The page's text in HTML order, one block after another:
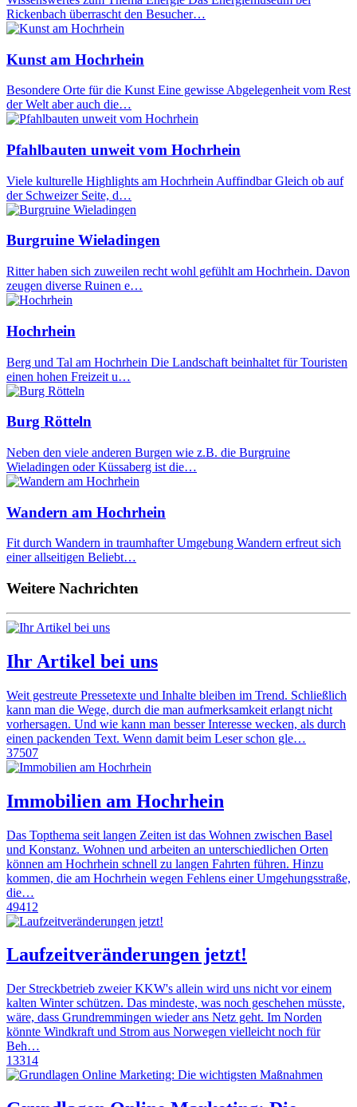
Rickenbach überrascht den Besucher…
Kunst am Hochrhein
Besondere Orte für die Kunst Eine gewisse Abgelegenheit vom Rest
der Welt aber auch die…
Pfahlbauten unweit vom Hochrhein
Viele kulturelle Highlights am Hochrhein Auffindbar Gleich ob auf
der Schweizer Seite, d…
Burgruine Wieladingen
Ritter haben sich zuweilen recht wohl gefühlt am Hochrhein. Davon
zeugen diverse Ruinen e…
Hochrhein
Berg und Tal am Hochrhein Die Landschaft beinhaltet für Touristen
einen hohen Freizeit u…
Burg Rötteln
Neben den viele anderen Burgen wie z.B. die Burgruine
Wieladingen oder Küssaberg ist die…
Wandern am Hochrhein
Fit durch Wandern in traumhafter Umgebung Wandern erfreut sich
einer allseitigen Beliebt…
Weitere Nachrichten
Ihr Artikel bei uns
Weit gestreute Pressetexte und Inhalte bleiben im Trend. Schließlich
kann man die Wege, durch die man aufmerksamkeit erlangt nicht
vorhersagen. Und wie kann man besser Interesse wecken, als durch
einen packenden Text. Wenn damit beim Leser schon gle…
37507
Immobilien am Hochrhein
Das Topthema seit langen Zeiten ist das Wohnen zwischen Basel
und Konstanz. Wohnen und arbeiten an unterschiedlichen Orten
können am Hochrhein schnell zu langen Fahrten führen. Hinzu
kommen, die am Hochrhein wegen Fehlens einer Umgehungsstraße,
die…
49412
Laufzeitveränderungen jetzt!
Der Streckbetrieb zweier KKW's allein wird uns nicht vor einem
kalten Winter schützen. Das mindeste, was noch geschehen müsste,
wäre, dass Grundremmingen wieder ans Netz geht. Im Norden
könnte Windkraft und Strom aus Norwegen vielleicht noch für
Beh…
13314